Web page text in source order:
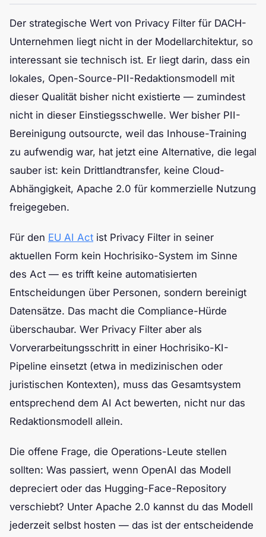
Der strategische Wert von Privacy Filter für DACH-
Unternehmen liegt nicht in der Modellarchitektur, so
interessant sie technisch ist. Er liegt darin, dass ein
lokales, Open-Source-PII-Redaktionsmodell mit
dieser Qualität bisher nicht existierte — zumindest
nicht in dieser Einstiegsschwelle. Wer bisher PII-
Bereinigung outsourcte, weil das Inhouse-Training
zu aufwendig war, hat jetzt eine Alternative, die legal
sauber ist: kein Drittlandtransfer, keine Cloud-
Abhängigkeit, Apache 2.0 für kommerzielle Nutzung
freigegeben.
Für den EU AI Act ist Privacy Filter in seiner
aktuellen Form kein Hochrisiko-System im Sinne
des Act — es trifft keine automatisierten
Entscheidungen über Personen, sondern bereinigt
Datensätze. Das macht die Compliance-Hürde
überschaubar. Wer Privacy Filter aber als
Vorverarbeitungsschritt in einer Hochrisiko-KI-
Pipeline einsetzt (etwa in medizinischen oder
juristischen Kontexten), muss das Gesamtsystem
entsprechend dem AI Act bewerten, nicht nur das
Redaktionsmodell allein.
Die offene Frage, die Operations-Leute stellen
sollten: Was passiert, wenn OpenAI das Modell
depreciert oder das Hugging-Face-Repository
verschiebt? Unter Apache 2.0 kannst du das Modell
jederzeit selbst hosten — das ist der entscheidende